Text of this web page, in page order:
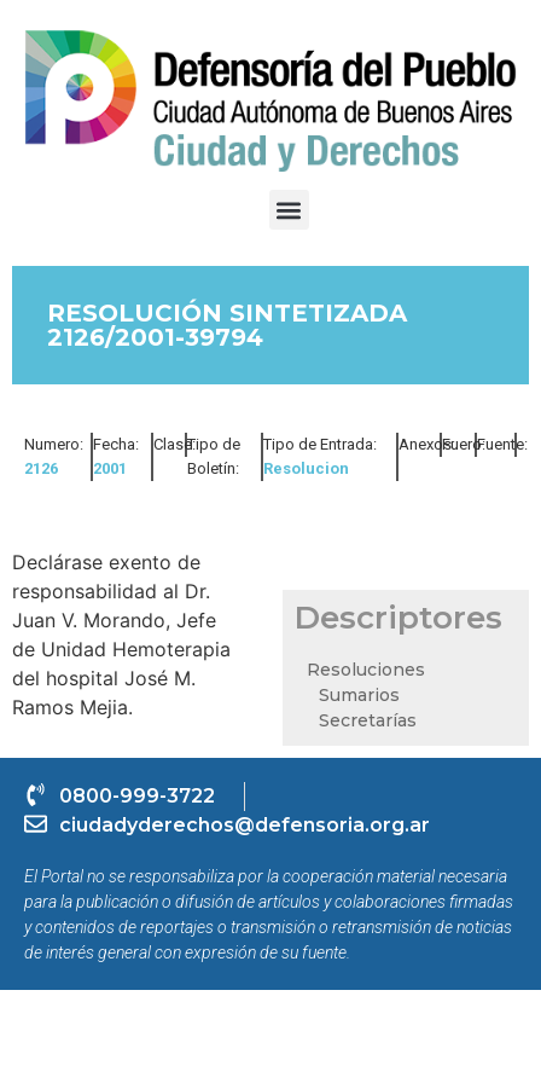
RESOLUCIÓN SINTETIZADA
2126/2001-39794
Numero:
2126
Fecha:
2001
Clase:Tipo de
Boletín:
Tipo de Entrada:
Resolucion
Anexos:Fuero:Fuente:
Declárase exento de
responsabilidad al Dr.
Juan V. Morando, Jefe
de Unidad Hemoterapia
del hospital José M.
Ramos Mejia.
Descriptores
Resoluciones
Sumarios
Secretarías
0800-999-3722
ciudadyderechos@defensoria.org.ar
El Portal no se responsabiliza por la cooperación material necesaria
para la publicación o difusión de artículos y colaboraciones firmadas
y contenidos de reportajes o transmisión o retransmisión de noticias
de interés general con expresión de su fuente.